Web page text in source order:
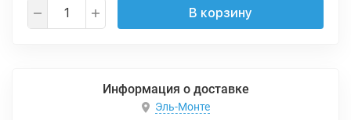
В корзину
Информация о доставке
Эль-Монте